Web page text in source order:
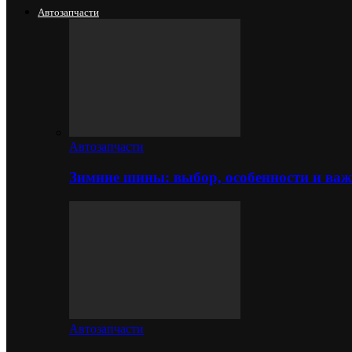
Автозапчасти
Автозапчасти
Зимние шины: выбор, особенности и
Автозапчасти